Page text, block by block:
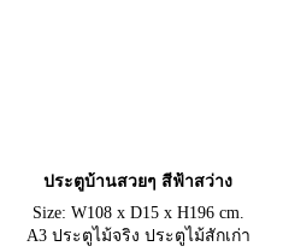
ประตูบ้านสวยๆ สีฟ้าสว่าง
Size: W108 x D15 x H196 cm.
A3 ประตูไม้จริง ประตูไม้สักเก่า